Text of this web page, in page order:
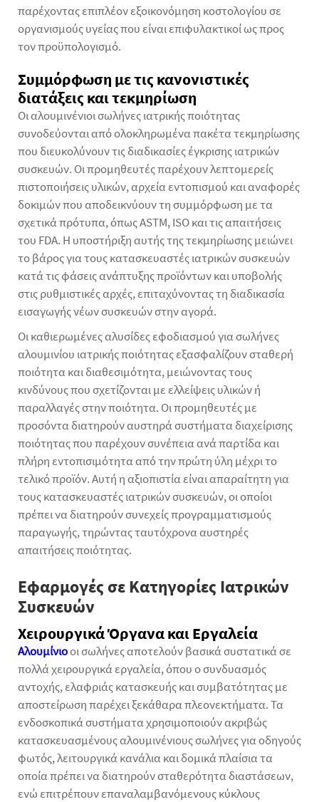
παρέχοντας επιπλέον εξοικονόμηση κοστολογίου σε
οργανισμούς υγείας που είναι επιφυλακτικοί ως προς
τον προϋπολογισμό.
Συμμόρφωση με τις κανονιστικές
διατάξεις και τεκμηρίωση
Οι αλουμινένιοι σωλήνες ιατρικής ποιότητας
συνοδεύονται από ολοκληρωμένα πακέτα τεκμηρίωσης
που διευκολύνουν τις διαδικασίες έγκρισης ιατρικών
συσκευών. Οι προμηθευτές παρέχουν λεπτομερείς
πιστοποιήσεις υλικών, αρχεία εντοπισμού και αναφορές
δοκιμών που αποδεικνύουν τη συμμόρφωση με τα
σχετικά πρότυπα, όπως ASTM, ISO και τις απαιτήσεις
του FDA. Η υποστήριξη αυτής της τεκμηρίωσης μειώνει
το βάρος για τους κατασκευαστές ιατρικών συσκευών
κατά τις φάσεις ανάπτυξης προϊόντων και υποβολής
στις ρυθμιστικές αρχές, επιταχύνοντας τη διαδικασία
εισαγωγής νέων συσκευών στην αγορά.
Οι καθιερωμένες αλυσίδες εφοδιασμού για σωλήνες
αλουμινίου ιατρικής ποιότητας εξασφαλίζουν σταθερή
ποιότητα και διαθεσιμότητα, μειώνοντας τους
κινδύνους που σχετίζονται με ελλείψεις υλικών ή
παραλλαγές στην ποιότητα. Οι προμηθευτές με
προσόντα διατηρούν αυστηρά συστήματα διαχείρισης
ποιότητας που παρέχουν συνέπεια ανά παρτίδα και
πλήρη εντοπισιμότητα από την πρώτη ύλη μέχρι το
τελικό προϊόν. Αυτή η αξιοπιστία είναι απαραίτητη για
τους κατασκευαστές ιατρικών συσκευών, οι οποίοι
πρέπει να διατηρούν συνεχείς προγραμματισμούς
παραγωγής, τηρώντας ταυτόχρονα αυστηρές
απαιτήσεις ποιότητας.
Εφαρμογές σε Κατηγορίες Ιατρικών
Συσκευών
Χειρουργικά Όργανα και Εργαλεία
Αλουμίνιοοι σωλήνες αποτελούν βασικά συστατικά σε
πολλά χειρουργικά εργαλεία, όπου ο συνδυασμός
αντοχής, ελαφριάς κατασκευής και συμβατότητας με
αποστείρωση παρέχει ξεκάθαρα πλεονεκτήματα. Τα
ενδοσκοπικά συστήματα χρησιμοποιούν ακριβώς
κατασκευασμένους αλουμινένιους σωλήνες για οδηγούς
φωτός, λειτουργικά κανάλια και δομικά πλαίσια τα
οποία πρέπει να διατηρούν σταθερότητα διαστάσεων,
ενώ επιτρέπουν επαναλαμβανόμενους κύκλους